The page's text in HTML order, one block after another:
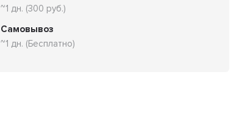
~1 дн. (300 руб.)
Самовывоз
~1 дн. (Бесплатно)